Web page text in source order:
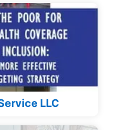
LLC